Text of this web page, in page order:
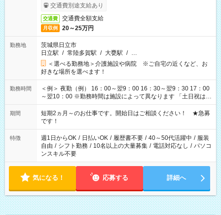
交通費別途支給あり
交通費 交通費全額支給
月収例 20～25万円
勤務地
茨城県日立市
日立駅 / 常陸多賀駅 / 大甕駅 / …
＜選べる勤務地＞介護施設や病院 ※ご自宅の近くなど、お
好きな場所を選べます！
勤務時間
＜例＞ 夜勤（例） 16：00～翌9：00 16：30～翌9：30 17：00
～翌10：00 ※勤務時間は施設によって異なります 「土日祝は休
みたい」 「しっかり稼ぎたい」 「もう少し遅い時間から始めた
い」など ご希望にあったお仕事をご案内いたします。 ※未経験
の方の場合は1～2ヶ月間は日中での仕事を経験いただき、 お
仕事に慣れてからの夜勤になります。 ★家庭の都合でお休みが
必要な場合も遠慮なくご相談ください。
期間
短期2ヵ月～のお仕事です。開始日はご相談ください！ ★急募
です！
特徴 週1日からOK / 日払いOK / 履歴書不要 / 40～50代活躍中 / 服装
自由 / シフト勤務 / 10名以上の大量募集 / 電話対応なし / パソコ
ンスキル不要
気になる！ 応募する 詳細へ